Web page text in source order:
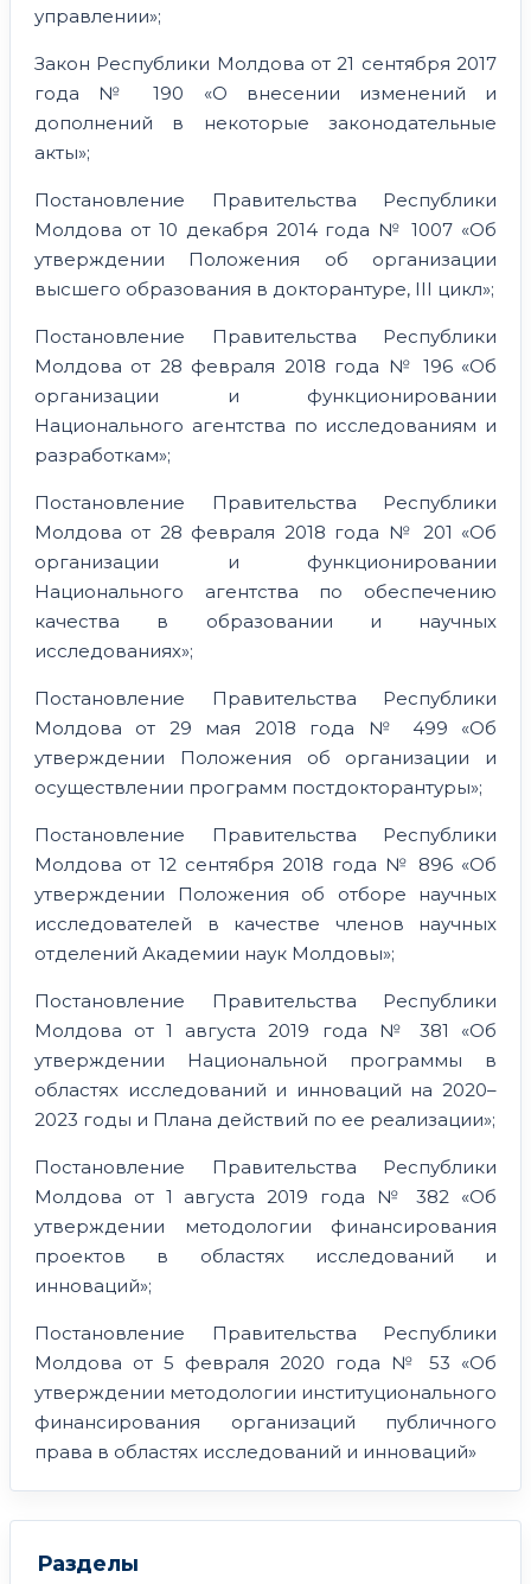
управлении»;
Закон Республики Молдова от 21 сентября 2017
года № 190 «О внесении изменений и
дополнений в некоторые законодательные
акты»;
Постановление Правительства Республики
Молдова от 10 декабря 2014 года № 1007 «Об
утверждении Положения об организации
высшего образования в докторантуре, III цикл»;
Постановление Правительства Республики
Молдова от 28 февраля 2018 года № 196 «Об
организации и функционировании
Национального агентства по исследованиям и
разработкам»;
Постановление Правительства Республики
Молдова от 28 февраля 2018 года № 201 «Об
организации и функционировании
Национального агентства по обеспечению
качества в образовании и научных
исследованиях»;
Постановление Правительства Республики
Молдова от 29 мая 2018 года № 499 «Об
утверждении Положения об организации и
осуществлении программ постдокторантуры»;
Постановление Правительства Республики
Молдова от 12 сентября 2018 года № 896 «Об
утверждении Положения об отборе научных
исследователей в качестве членов научных
отделений Академии наук Молдовы»;
Постановление Правительства Республики
Молдова от 1 августа 2019 года № 381 «Об
утверждении Национальной программы в
областях исследований и инноваций на 2020–
2023 годы и Плана действий по ее реализации»;
Постановление Правительства Республики
Молдова от 1 августа 2019 года № 382 «Об
утверждении методологии финансирования
проектов в областях исследований и
инноваций»;
Постановление Правительства Республики
Молдова от 5 февраля 2020 года № 53 «Об
утверждении методологии институционального
финансирования организаций публичного
права в областях исследований и инноваций»
Разделы